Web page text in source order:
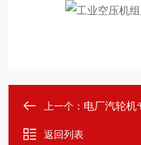
上一个： 电厂汽轮机
返回列表